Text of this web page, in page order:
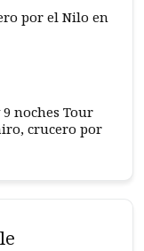
por el Nilo en
noches Tour
crucero por